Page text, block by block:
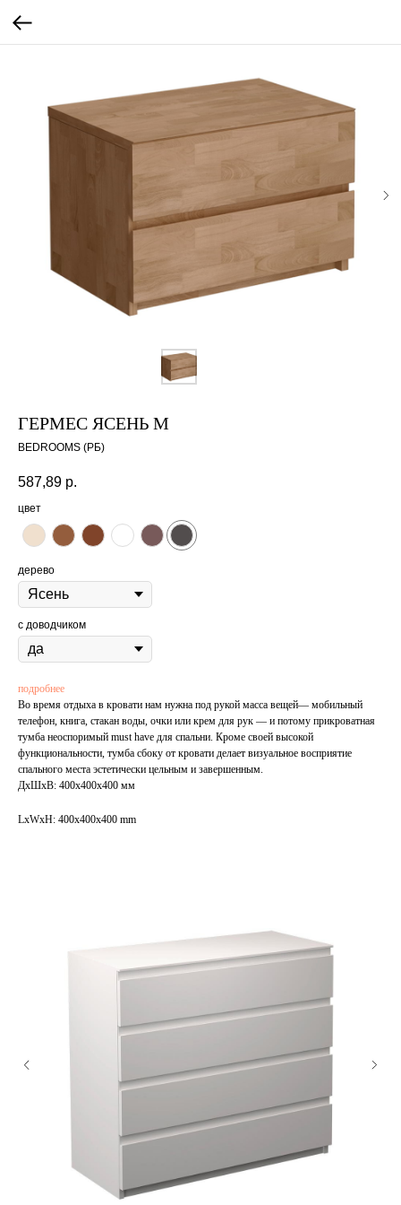
ГЕРМЕС ЯСЕНЬ М
BEDROOMS (РБ)
587,89 р.
цвет
дерево
с доводчиком
подробнее
Во время отдыха в кровати нам нужна под рукой масса вещей— мобильный
телефон, книга, стакан воды, очки или крем для рук — и потому прикроватная
тумба неоспоримый must have для спальни. Кроме своей высокой
функциональности, тумба сбоку от кровати делает визуальное восприятие
спального места эстетически цельным и завершенным.
ДxШxВ: 400x400x400 мм
LxWxH: 400x400x400 mm